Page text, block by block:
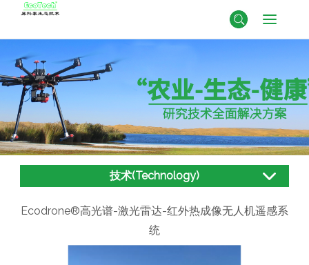
技术(Technology)
Ecodrone®高光谱-激光雷达-红外热成像无人机遥感系
统